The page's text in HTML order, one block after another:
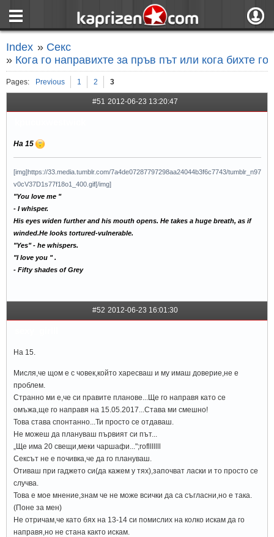
Index » Секс
» Кога го направихте за пръв път или кога бихте
Pages: Previous 1 2 3
#51 2012-06-23 13:20:47
На 15
[img]https://33.media.tumblr.com/7a4de07287797298aa24044b3f6c7743/tumblr_n97
v0cV37D1s77f18o1_400.gif[/img]
"You love me "
- I whisper.
His eyes widen further and his mouth opens. He takes a huge breath, as if
winded.He looks tortured-vulnerable.
"Yes" - he whispers.
"I love you " .
- Fifty shades of Grey
#52 2012-06-23 16:01:30
На 15.
Мисля,че щом е с човек,който харесваш и му имаш доверие,не е
проблем.
Странно ми е,че си правите планове...Ще го направя като се
омъжа,ще го направя на 15.05.2017...Става ми смешно!
Това става спонтанно...Ти просто се отдаваш.
Не можеш да плануваш първият си път...
„Ще има 20 свещи,меки чаршафи...";roflllllll
Сексът не е почивка,че да го плануваш.
Отиваш при гаджето си(да кажем у тях),започват ласки и то просто се
случва.
Това е мое мнение,знам че не може всички да са съгласни,но е така.
(Поне за мен)
Не отричам,че като бях на 13-14 си помислих на колко искам да го
направя,но не стана както искам.